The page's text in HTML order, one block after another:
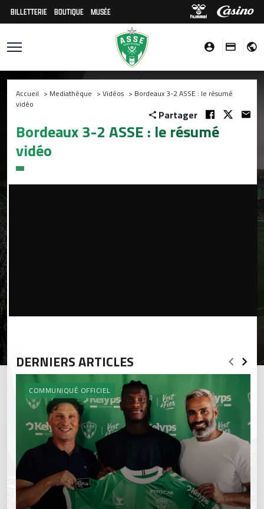
BILLETTERIE BOUTIQUE MUSÉE
Accueil > Mediathèque > Vidéos > Bordeaux 3-2 ASSE : le résumé
vidéo
Partager
Bordeaux 3-2 ASSE : le résumé
vidéo
DERNIERS ARTICLES
COMMUNIQUÉ OFFICIEL